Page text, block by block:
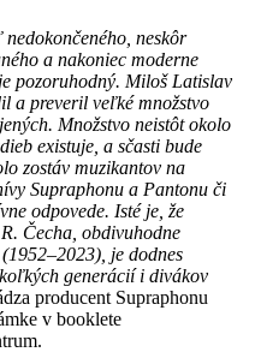
neskôr
a nakoniec moderne
pozoruhodný. Miloš Latislav
a preveril veľké množstvo
Množstvo neistôt okolo
existuje, a sčasti bude
zostáv muzikantov na
Supraphonu a Pantonu či
odpovede. Isté je, že
Čecha, obdivuhodne
je dodnes
generácií i divákov
producent Supraphonu
v booklete